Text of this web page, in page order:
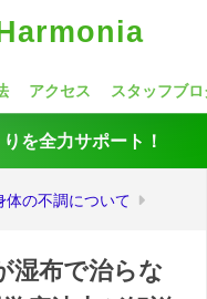
アクセス スタッフブロ
を全力サポート！
体の不調について
湿布で治らな